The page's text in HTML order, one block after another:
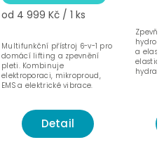
od 4 999 Kč / 1 ks
Detail
Multifunkční přístroj 6-v-1 pro
domácí lifting a zpevnění
pleti. Kombinuje
elektroporaci, mikroproud,
EMS a elektrické vibrace.
a